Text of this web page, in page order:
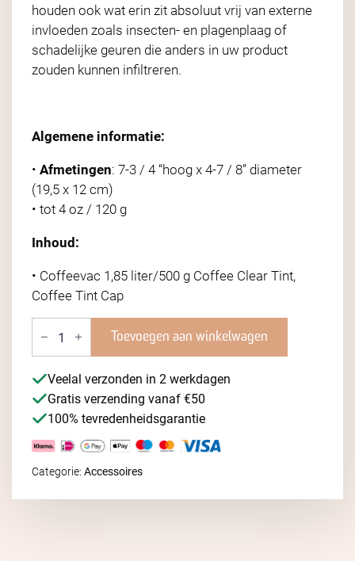
houden ook wat erin zit absoluut vrij van externe
invloeden zoals insecten- en plagenplaag of
schadelijke geuren die anders in uw product
zouden kunnen infiltreren.
Algemene informatie:
• Afmetingen: 7-3 / 4 “hoog x 4-7 / 8” diameter
(19,5 x 12 cm)
• tot 4 oz / 120 g
Inhoud:
• Coffeevac 1,85 liter/500 g Coffee Clear Tint,
Coffee Tint Cap
Coffeevac
1,85 Toevoegen aan winkelwagen
Veelal verzonden in 2 werkdagen
Gratis verzending vanaf €50
100% tevredenheidsgarantie
Categorie: Accessoires